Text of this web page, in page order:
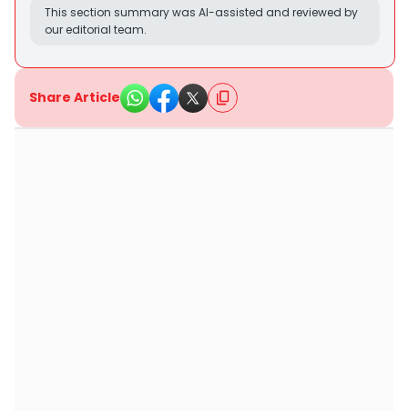
This section summary was AI-assisted and reviewed by
our editorial team.
Share Article